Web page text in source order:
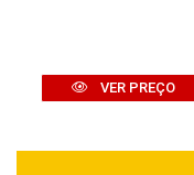
VER PREÇO